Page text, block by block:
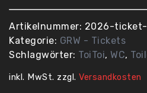
Artikelnummer: 2026-
Kategorie: GRW - Tickets
Schlagwörter: ToiToi, WC,
inkl. MwSt. zzgl. Versandkosten